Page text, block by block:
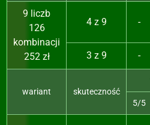
9 liczb
126
kombinacji
252 zł
4 z 9 -
3 z 9 -
wariant skuteczność
5/5